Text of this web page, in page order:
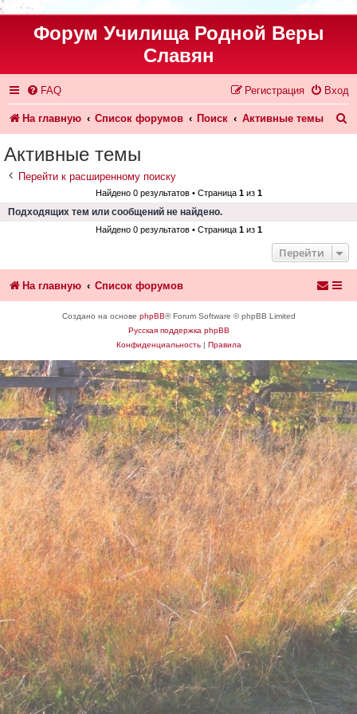
Форум Училища Родной Веры
Славян
FAQ Вход
Регистрация
На главную Список форумов Поиск Активные темы
Активные темы
Перейти к расширенному поиску
Найдено 0 результатов • Страница 1из 1
Подходящих тем или сообщений не найдено.
Найдено 0 результатов • Страница 1из 1
Перейти
На главную Список форумов
Создано на основе phpBB® Forum Software © phpBB Limited
Русская поддержка phpBB
Конфиденциальность| Правила